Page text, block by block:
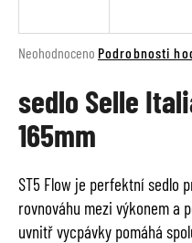
Průměrné
produktu
je
0,0
z
hvězdiček.
Neohodnoceno Podrobnosti
sedlo Selle
165mm
ST5 Flow je perfektní sedlo
rovnováhu mezi výkonem a
uvnitř vycpávky pomáhá
j
t
?
HLEDAT